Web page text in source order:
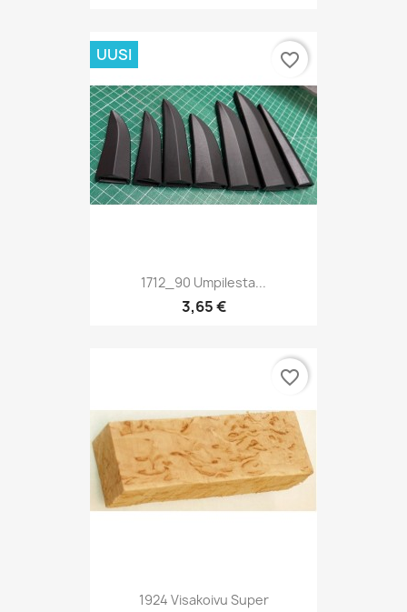
1712_90 Umpilesta...
3,65 €
UUSI favorite_border
1924 Visakoivu Super
favorite_border